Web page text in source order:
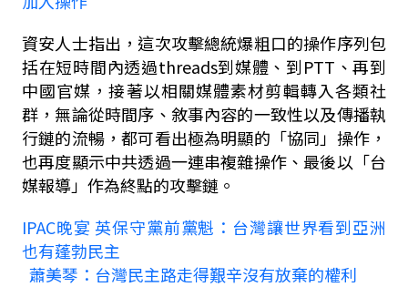
資安人士指出，這次攻擊總統爆粗口的操作序列包
括在短時間內透過threads到媒體、到PTT 、再到
中國官媒，接著以相關媒體素材剪輯轉入各類社
群，無論從時間序、敘事內容的一致性以及傳播執
行鏈的流暢，都可看出極為明顯的「協同」操作，
也再度顯示中共透過一連串複雜操作、最後以「台
媒報導」作為終點的攻擊鏈。
IPAC晚宴 英保守黨前黨魁：台灣讓世界看到亞洲
也有蓬勃民主
蕭美琴：台灣民主路走得艱辛沒有放棄的權利